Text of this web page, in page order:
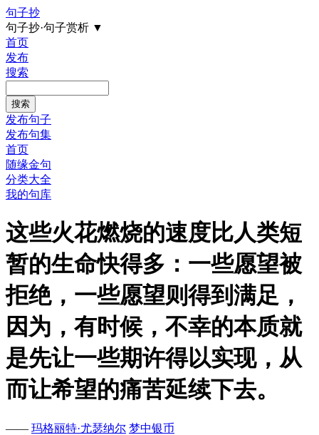
句子抄
句子抄·句子赏析 ▼
首页
发布
搜索
发布句子
发布句集
首页
随缘金句
分类大全
我的句库
这些火花燃烧的速度比人类短
暂的生命快得多：一些愿望被
拒绝，一些愿望则得到满足，
因为，有时候，不幸的本质就
是先让一些期许得以实现，从
而让希望的痛苦延续下去。
—— 玛格丽特·尤瑟纳尔 梦中银币